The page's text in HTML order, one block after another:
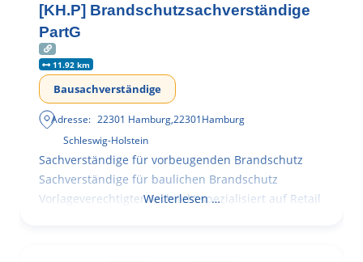
[KH.P] Brandschutzsachverständige
PartG
11.92 km
Bausachverständige
Adresse: 22301 Hamburg,22301Hamburg
Schleswig-Holstein
Sachverständige für vorbeugenden Brandschutz
Sachverständige für baulichen Brandschutz
Vorlageverechtigter Architekt spezialisiert auf Retail
Weiterlesen …